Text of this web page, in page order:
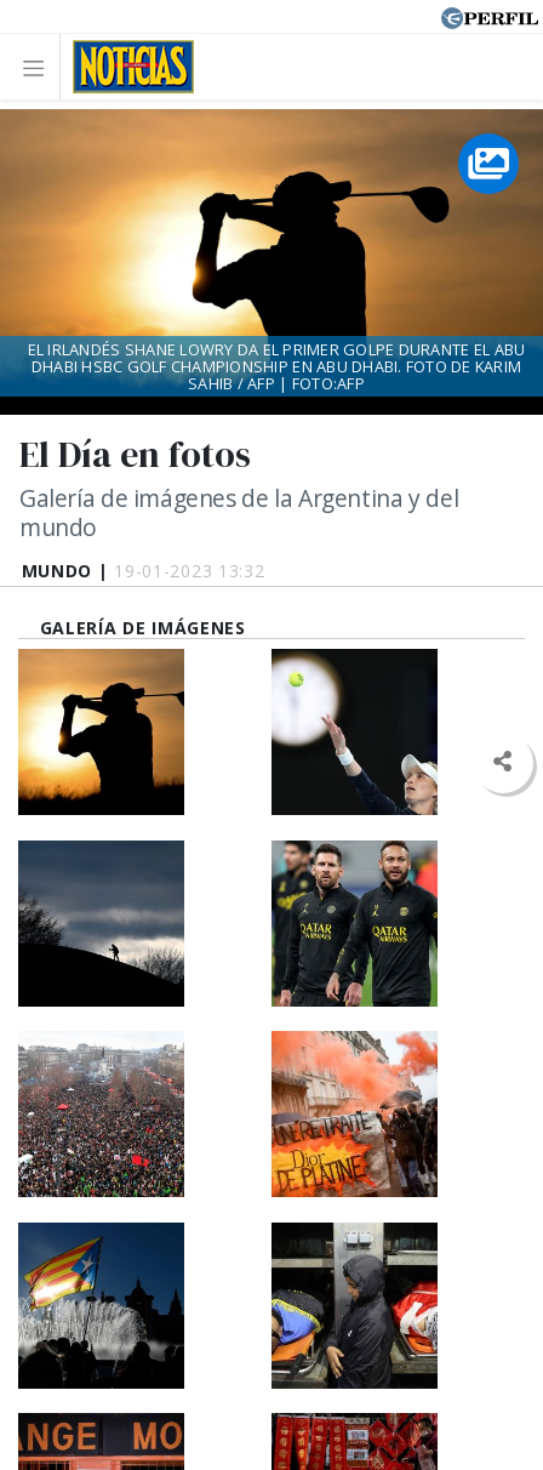
MUNDO | 19-01-2023 13:32
El Día en fotos
Galería de imágenes de la Argentina y del
mundo
EL IRLANDÉS SHANE LOWRY DA EL PRIMER GOLPE DURANTE EL ABU
DHABI HSBC GOLF CHAMPIONSHIP EN ABU DHABI. FOTO DE KARIM
SAHIB / AFP | FOTO:AFP
GALERÍA DE IMÁGENES